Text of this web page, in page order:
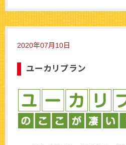
2020年07月10日
ユーカリプラン